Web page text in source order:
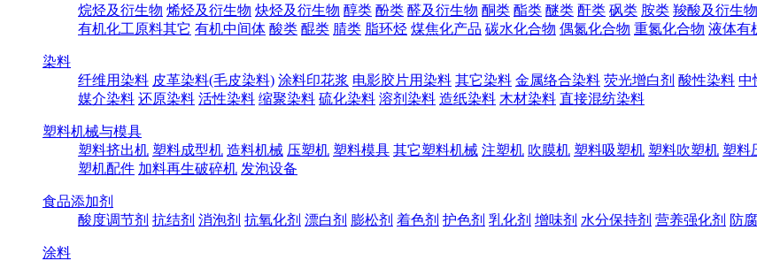
烷烃及衍生物 烯烃及衍生物 炔烃及衍生物 醇类 酚类 醛及衍生物 酮类 酯类 醚类 酐类 砜类 胺类 羧酸及衍生物
有机化工原料其它 有机中间体 酸类 醌类 腈类 脂环烃 煤焦化产品 碳水化合物 偶氮化合物 重氮化合物 液体有
染料
纤维用染料 皮革染料(毛皮染料) 涂料印花浆 电影胶片用染料 其它染料 金属络合染料 荧光增白剂 酸性染料 中
媒介染料 还原染料 活性染料 缩聚染料 硫化染料 溶剂染料 造纸染料 木材染料 直接混纺染料
塑料机械与模具
塑料挤出机 塑料成型机 造料机械 压塑机 塑料模具 其它塑料机械 注塑机 吹膜机 塑料吸塑机 塑料吹塑机 塑料
塑机配件 加料再生破碎机 发泡设备
食品添加剂
酸度调节剂 抗结剂 消泡剂 抗氧化剂 漂白剂 膨松剂 着色剂 护色剂 乳化剂 增味剂 水分保持剂 营养强化剂 防
涂料